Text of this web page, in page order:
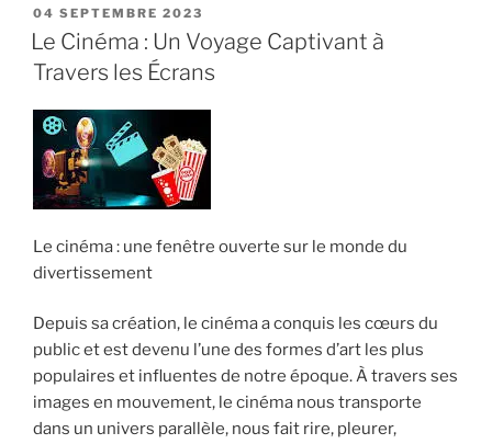
PUBLIÉ
LE
04 SEPTEMBRE 2023
Le Cinéma : Un Voyage Captivant à
Travers les Écrans
Le cinéma : une fenêtre ouverte sur le monde du
divertissement
Depuis sa création, le cinéma a conquis les cœurs du
public et est devenu l’une des formes d’art les plus
populaires et influentes de notre époque. À travers ses
images en mouvement, le cinéma nous transporte
dans un univers parallèle, nous fait rire, pleurer,